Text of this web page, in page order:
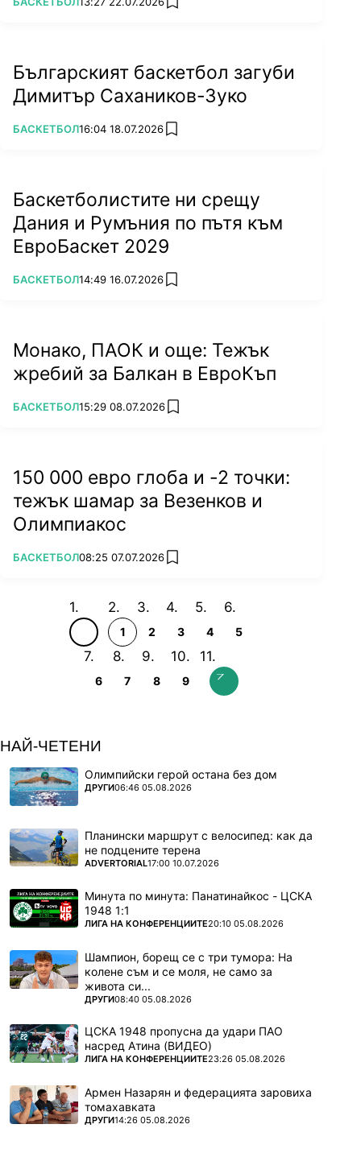
add favorites
Българският баскетбол загуби
Димитър Сахаников-Зуко
ПОВЕЧЕ ОТ
БАСКЕТБОЛ16:04 18.07.2026 add favorites
Баскетболистите ни срещу
Дания и Румъния по пътя към
ЕвроБаскет 2029
ПОВЕЧЕ ОТ
БАСКЕТБОЛ14:49 16.07.2026 add favorites
Монако, ПАОК и още: Тежък
жребий за Балкан в ЕвроКъп
ПОВЕЧЕ ОТ
БАСКЕТБОЛ15:29 08.07.2026 add favorites
150 000 евро глоба и -2 точки:
тежък шамар за Везенков и
Олимпиакос
ПОВЕЧЕ ОТ
БАСКЕТБОЛ08:25 07.07.2026 add favorites
1 2 3 4 5
6 7 8 9
НАЙ-ЧЕТЕНИ
Олимпийски герой остана без дом
ПОВЕЧЕ ОТ
ДРУГИ06:46 05.08.2026
Планински маршрут с велосипед: как да
не подцените терена
ПОВЕЧЕ ОТ
ADVERTORIAL17:00 10.07.2026
Минута по минута: Панатинайкос - ЦСКА
1948 1:1
ПОВЕЧЕ ОТ
ЛИГА НА КОНФЕРЕНЦИИТЕ20:10 05.08.2026
Шампион, борещ се с три тумора: На
колене съм и се моля, не само за
живота си...
ПОВЕЧЕ ОТ
ДРУГИ08:40 05.08.2026
ЦСКА 1948 пропусна да удари ПАО
насред Атина (ВИДЕО)
ПОВЕЧЕ ОТ
ЛИГА НА КОНФЕРЕНЦИИТЕ23:26 05.08.2026
Армен Назарян и федерацията заровиха
томахавката
ПОВЕЧЕ ОТ
ДРУГИ14:26 05.08.2026